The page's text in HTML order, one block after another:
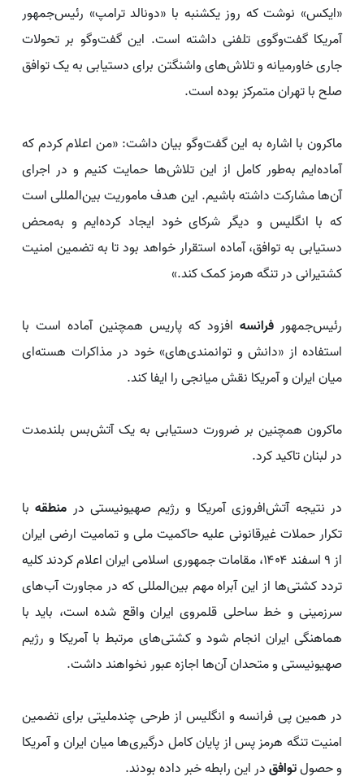
«ایکس» نوشت که روز یکشنبه با «دونالد ترامپ» رئیس‌جمهور
آمریکا گفت‌وگوی تلفنی داشته است. این گفت‌وگو بر تحولات
جاری خاورمیانه و تلاش‌های واشنگتن برای دستیابی به یک توافق
صلح با تهران متمرکز بوده است.
ماکرون با اشاره به این گفت‌وگو بیان داشت: «من اعلام کردم که
آماده‌ایم به‌طور کامل از این تلاش‌ها حمایت کنیم و در اجرای
آن‌ها مشارکت داشته باشیم. این هدف ماموریت بین‌المللی است
که با انگلیس و دیگر شرکای خود ایجاد کرده‌ایم و به‌محض
دستیابی به توافق، آماده استقرار خواهد بود تا به تضمین امنیت
کشتیرانی در تنگه هرمز کمک کند.»
رئیس‌جمهور فرانسه افزود که پاریس همچنین آماده است با
استفاده از «دانش و توانمندی‌های» خود در مذاکرات هسته‌ای
میان ایران و آمریکا نقش میانجی را ایفا کند.
ماکرون همچنین بر ضرورت دستیابی به یک آتش‌بس بلندمدت
در لبنان تاکید کرد.
در نتیجه آتش‌افروزی آمریکا و رژیم صهیونیستی در منطقه با
تکرار حملات غیرقانونی علیه حاکمیت ملی و تمامیت ارضی ایران
از ۹ اسفند ۱۴۰۴، مقامات جمهوری اسلامی ایران اعلام کردند کلیه
تردد کشتی‌ها از این آبراه مهم بین‌المللی که در مجاورت آب‌های
سرزمینی و خط ساحلی قلمروی ایران واقع شده است، باید با
هماهنگی ایران انجام شود و کشتی‌های مرتبط با آمریکا و رژیم
صهیونیستی و متحدان آن‌ها اجازه عبور نخواهند داشت.
در همین پی فرانسه و انگلیس از طرحی چندملیتی برای تضمین
امنیت تنگه هرمز پس از پایان کامل درگیری‌ها میان ایران و آمریکا
و حصولتوافقدر این رابطه خبر داده بودند.